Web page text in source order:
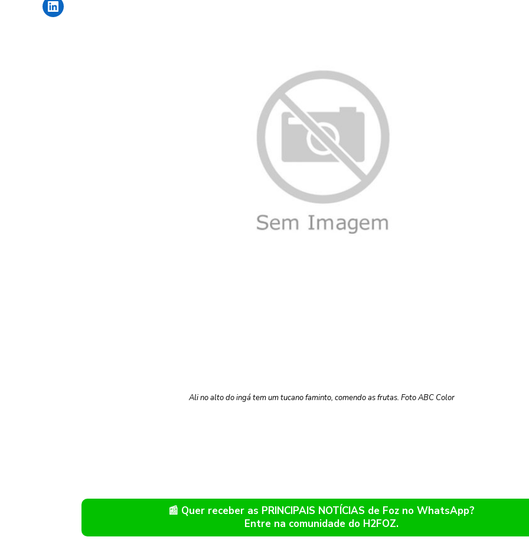
Share on LinkedIn
Ali no alto do ingá tem um tucano faminto, comendo as frutas. Foto ABC Color
📰 Quer receber as PRINCIPAIS NOTÍCIAS de Foz no WhatsApp?
Entre na comunidade do H2FOZ.